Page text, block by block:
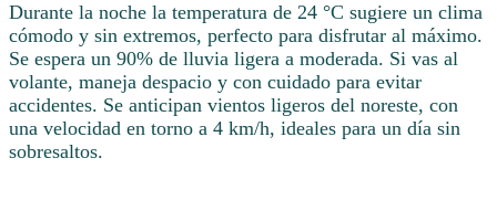
Durante la noche la temperatura de 24 °C sugiere un clima
cómodo y sin extremos, perfecto para disfrutar al máximo.
Se espera un 90% de lluvia ligera a moderada. Si vas al
volante, maneja despacio y con cuidado para evitar
accidentes. Se anticipan vientos ligeros del noreste, con
una velocidad en torno a 4 km/h, ideales para un día sin
sobresaltos.